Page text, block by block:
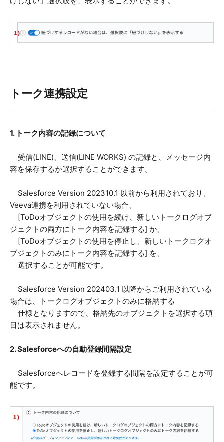
トーク連携設定
1. トーク内容の記録について
受信(LINE)、送信(LINE WORKS) の記録と、メッセージ内
容を保存するか選択することができます。
Salesforce Version 202310.1 以前から利用されており、
Veeva連携を利用されていない場合、
[ToDoオブジェクトの使用を続け、新しいトークログオブ
ジェクトの両方にトーク内容を記録する] か、
[ToDoオブジェクトの使用を停止し、新しいトークログオ
ブジェクトのみにトーク内容を記録する] を、
選択することが可能です。
Salesforce Version 202403.1 以降からご利用されている
場合は、トークログオブジェクトのみに格納する
仕様となりますので、格納先のオブジェクトを選択する項
目は表示されません。
2. Salesforceへの自動登録間隔設定
Salesforceへレコードを登録する間隔を設定することが可
能です。